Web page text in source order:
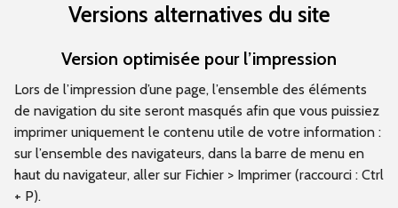
Versions alternatives du site
Version optimisée pour l’impression
Lors de l’impression d’une page, l’ensemble des éléments
de navigation du site seront masqués afin que vous puissiez
imprimer uniquement le contenu utile de votre information :
sur l’ensemble des navigateurs, dans la barre de menu en
haut du navigateur, aller sur Fichier > Imprimer (raccourci : Ctrl
+ P).